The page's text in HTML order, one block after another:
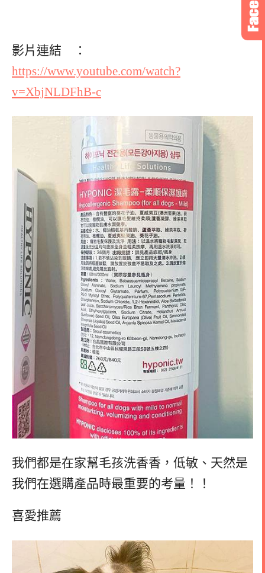
影片連結 ：
https://www.youtube.com/watch?
v=XbjNLDFhB-c
我們都是在家幫毛孩洗香香，低敏、天然是
我們在選購產品時最重要的考量！！
喜愛推薦